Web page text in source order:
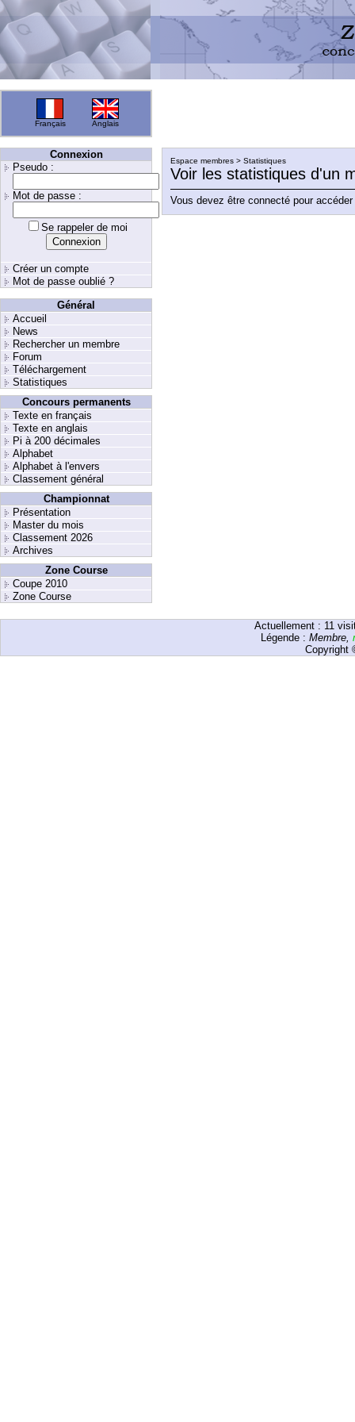
Français Anglais
Connexion
Pseudo :
Mot de passe :
Se rappeler de moi
Créer un compte
Mot de passe oublié ?
Général
Accueil
News
Rechercher un membre
Forum
Téléchargement
Statistiques
Concours permanents
Texte en français
Texte en anglais
Pi à 200 décimales
Alphabet
Alphabet à l'envers
Classement général
Championnat
Présentation
Master du mois
Classement 2026
Archives
Zone Course
Coupe 2010
Zone Course
Espace membres > Statistiques
Voir les statistiques d'un
Vous devez être connecté pour
Actuellement : 11
Légende : Membre,
Copyright